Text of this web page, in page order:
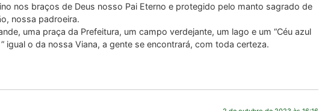
nos braços de Deus nosso Pai Eterno e protegido pelo manto sagrado de
nossa padroeira.
uma praça da Prefeitura, um campo verdejante, um lago e um “Céu azul
igual o da nossa Viana, a gente se encontrará, com toda certeza.